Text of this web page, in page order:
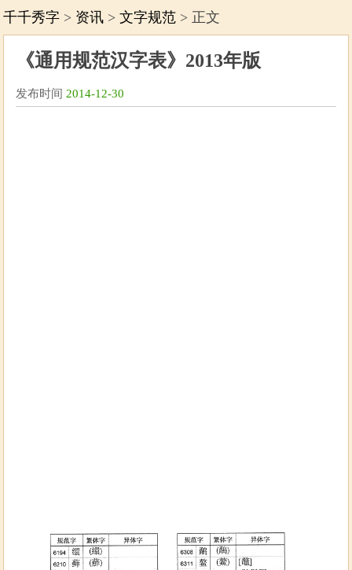
千千秀字 > 资讯 >文字规范 > 正文
《通用规范汉字表》2013年版
发布时间 2014-12-30